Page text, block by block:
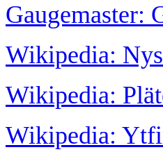
Gaugemaster:
Wikipedia:
Wikipedia:
Wikipedia: